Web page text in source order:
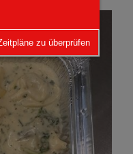
zu überprüfen